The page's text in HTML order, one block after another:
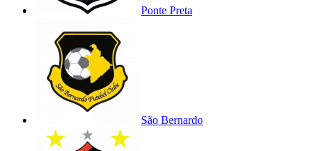
Ponte Preta
São Bernardo